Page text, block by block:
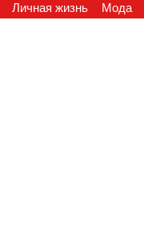
Личная жизнь Мода